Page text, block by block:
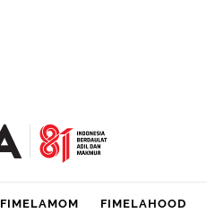
FIMELAMOM FIMELAHOOD